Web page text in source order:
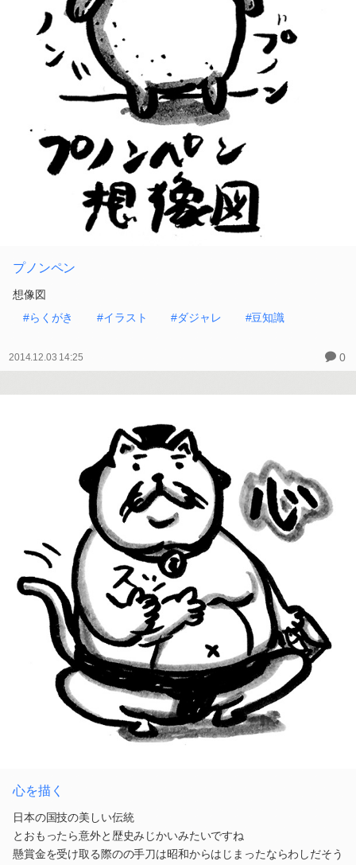
プノンペン
想像図
#らくがき
#イラスト #ダジャレ #豆知識
2014.12.03 14:25 0
心を描く
日本の国技の美しい伝統
とおもったら意外と歴史みじかいみたいですね
懸賞金を受け取る際のの手刀は昭和からはじまったならわしだそう